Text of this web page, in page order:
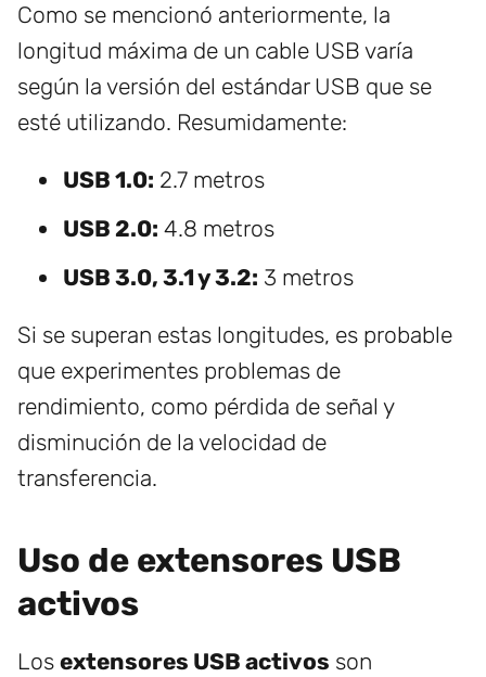
Como se mencionó anteriormente, la
longitud máxima de un cable USB varía
según la versión del estándar USB que se
esté utilizando. Resumidamente:
USB 1.0: 2.7 metros
USB 2.0: 4.8 metros
USB 3.0, 3.1 y 3.2: 3 metros
Si se superan estas longitudes, es probable
que experimentes problemas de
rendimiento, como pérdida de señal y
disminución de la velocidad de
transferencia.
Uso de extensores USB
activos
Los extensores USB activos son